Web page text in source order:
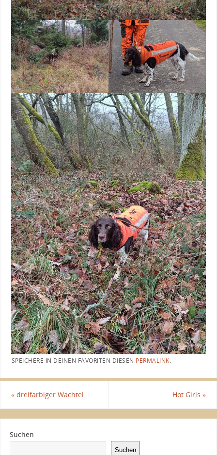
SPEICHERE IN DEINEN FAVORITEN DIESEN PERMALINK.
«dreifarbiger Wachtel Hot Girls»
Suchen
Suchen